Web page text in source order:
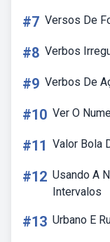
#7 Versos De
#8 Verbos
#9 Verbos De
#10 Ver O
#11 Valor Bola
#12 Usando A
Intervalos
#13 Urbano E